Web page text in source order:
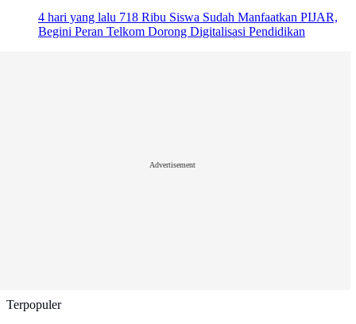
4 hari yang lalu 718 Ribu Siswa Sudah Manfaatkan PIJAR,
Begini Peran Telkom Dorong Digitalisasi Pendidikan
Advertisement
Terpopuler